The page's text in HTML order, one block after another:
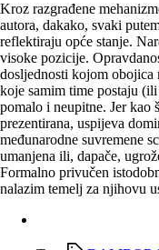
Kroz razgrađene
autora, dakako, svaki
reflektiraju opće stanje.
visoke pozicije.
dosljednosti kojom obojica
koje samim time postaju
pomalo i neupitne. Jer kao
prezentirana, uspijeva
međunarodne suvremene
umanjena ili, dapače,
Formalno privučen
nalazim temelj za njihovu